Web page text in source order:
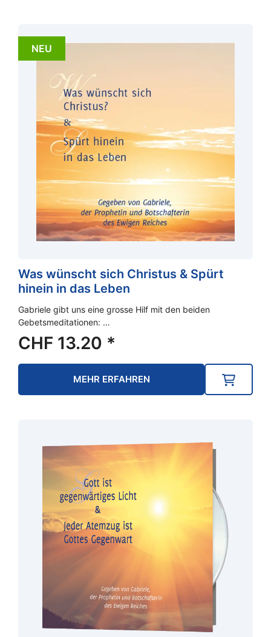
NEU
Was wünscht sich Christus & Spürt
hinein in das Leben
Gabriele gibt uns eine grosse Hilf mit den beiden
Gebetsmeditationen: …
CHF 13.20 *
MEHR ERFAHREN